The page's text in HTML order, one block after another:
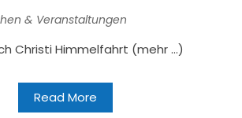
& Veranstaltungen
Christi Himmelfahrt (mehr …)
Read More